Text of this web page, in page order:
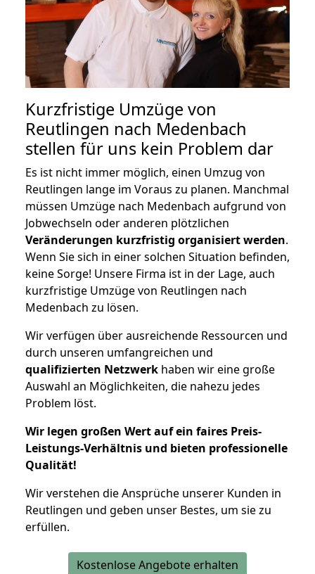
Kurzfristige Umzüge von
Reutlingen nach Medenbach
stellen für uns kein Problem dar
Es ist nicht immer möglich, einen Umzug von
Reutlingen lange im Voraus zu planen. Manchmal
müssen Umzüge nach Medenbach aufgrund von
Jobwechseln oder anderen plötzlichen
Veränderungen kurzfristig organisiert werden.
Wenn Sie sich in einer solchen Situation befinden,
keine Sorge! Unsere Firma ist in der Lage, auch
kurzfristige Umzüge von Reutlingen nach
Medenbach zu lösen.
Wir verfügen über ausreichende Ressourcen und
durch unseren umfangreichen und
qualifizierten Netzwerk haben wir eine große
Auswahl an Möglichkeiten, die nahezu jedes
Problem löst.
Wir legen großen Wert auf ein faires Preis-
Leistungs-Verhältnis und bieten professionelle
Qualität!
Wir verstehen die Ansprüche unserer Kunden in
Reutlingen und geben unser Bestes, um sie zu
erfüllen.
Kostenlose Angebote erhalten